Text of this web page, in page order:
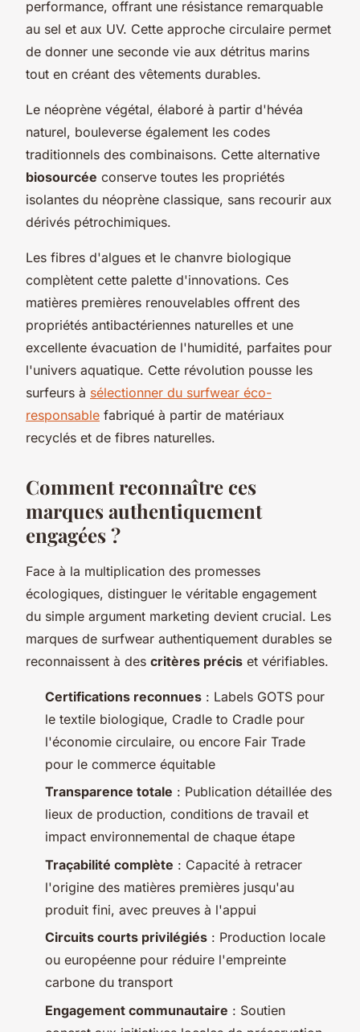
performance, offrant une résistance remarquable
au sel et aux UV. Cette approche circulaire permet
de donner une seconde vie aux détritus marins
tout en créant des vêtements durables.
Le néoprène végétal, élaboré à partir d'hévéa
naturel, bouleverse également les codes
traditionnels des combinaisons. Cette alternative
biosourcée conserve toutes les propriétés
isolantes du néoprène classique, sans recourir aux
dérivés pétrochimiques.
Les fibres d'algues et le chanvre biologique
complètent cette palette d'innovations. Ces
matières premières renouvelables offrent des
propriétés antibactériennes naturelles et une
excellente évacuation de l'humidité, parfaites pour
l'univers aquatique. Cette révolution pousse les
surfeurs à sélectionner du surfwear éco-
responsable fabriqué à partir de matériaux
recyclés et de fibres naturelles.
Comment reconnaître ces
marques authentiquement
engagées ?
Face à la multiplication des promesses
écologiques, distinguer le véritable engagement
du simple argument marketing devient crucial. Les
marques de surfwear authentiquement durables se
reconnaissent à des critères précis et vérifiables.
Certifications reconnues : Labels GOTS pour
le textile biologique, Cradle to Cradle pour
l'économie circulaire, ou encore Fair Trade
pour le commerce équitable
Transparence totale : Publication détaillée des
lieux de production, conditions de travail et
impact environnemental de chaque étape
Traçabilité complète : Capacité à retracer
l'origine des matières premières jusqu'au
produit fini, avec preuves à l'appui
Circuits courts privilégiés : Production locale
ou européenne pour réduire l'empreinte
carbone du transport
Engagement communautaire : Soutien